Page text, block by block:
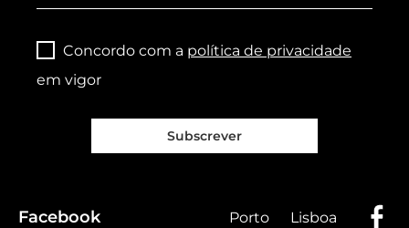
Concordo com a política de privacidade
em vigor
Subscrever
Facebook Porto Lisboa